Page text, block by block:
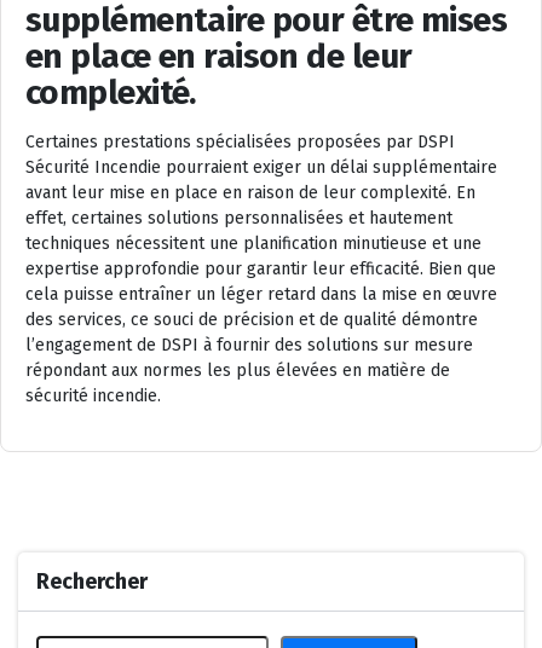
supplémentaire pour être mises
en place en raison de leur
complexité.
Certaines prestations spécialisées proposées par DSPI
Sécurité Incendie pourraient exiger un délai supplémentaire
avant leur mise en place en raison de leur complexité. En
effet, certaines solutions personnalisées et hautement
techniques nécessitent une planification minutieuse et une
expertise approfondie pour garantir leur efficacité. Bien que
cela puisse entraîner un léger retard dans la mise en œuvre
des services, ce souci de précision et de qualité démontre
l’engagement de DSPI à fournir des solutions sur mesure
répondant aux normes les plus élevées en matière de
sécurité incendie.
Rechercher